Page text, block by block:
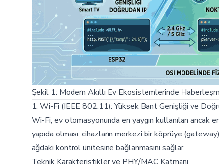
Şekil 1: Modern Akıllı Ev Ekosistemlerinde
1. Wi-Fi (IEEE 802.11): Yüksek Bant Genişliği ve
Wi-Fi, ev otomasyonunda en yaygın kullanılan ancak
yapıda olması, cihazların merkezi bir köprüye
ağdaki kontrol ünitesine bağlanmasını sağlar.
Teknik Karakteristikler ve PHY/MAC Katmanı